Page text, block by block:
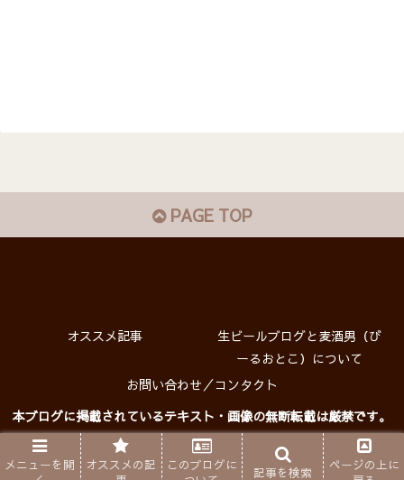
PAGE TOP
オススメ記事
生ビールブログと麦酒男（び
ーるおとこ）について
お問い合わせ／コンタクト
本ブログに掲載されているテキスト・画像の無断転載は厳禁です。
プライバシーポリシー
Copyright © 生ビールブログ All rights reserved.
メニューを開
オススメの記
このブログに
記事を検索
ページの上に